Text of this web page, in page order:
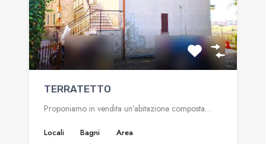
TERRATETTO
Proponiamo in vendita un’abitazione composta…
Locali
Bagni
Area